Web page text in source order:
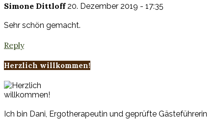
Simone Dittloff 20. Dezember 2019 - 17:35
Sehr schön gemacht.
Reply
Herzlich willkommen!
Ich bin Dani, Ergotherapeutin und geprüfte Gästeführerin